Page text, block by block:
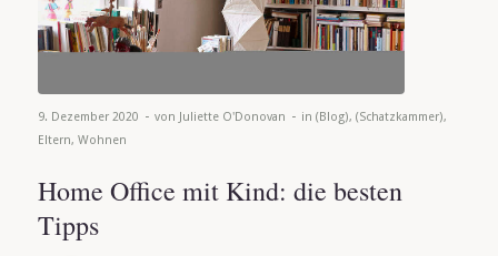
9. Dezember 2020 - von Juliette O'Donovan - in (Blog), (Schatzkammer),
Eltern, Wohnen
Home Office mit Kind: die besten
Tipps